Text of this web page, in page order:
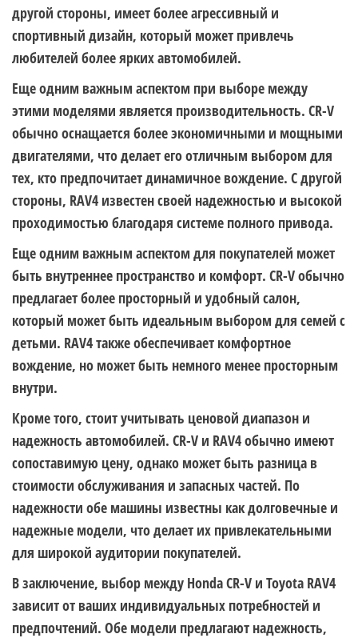
другой стороны, имеет более агрессивный и
спортивный дизайн, который может привлечь
любителей более ярких автомобилей.
Еще одним важным аспектом при выборе между
этими моделями является производительность. CR-V
обычно оснащается более экономичными и мощными
двигателями, что делает его отличным выбором для
тех, кто предпочитает динамичное вождение. С другой
стороны, RAV4 известен своей надежностью и высокой
проходимостью благодаря системе полного привода.
Еще одним важным аспектом для покупателей может
быть внутреннее пространство и комфорт. CR-V обычно
предлагает более просторный и удобный салон,
который может быть идеальным выбором для семей с
детьми. RAV4 также обеспечивает комфортное
вождение, но может быть немного менее просторным
внутри.
Кроме того, стоит учитывать ценовой диапазон и
надежность автомобилей. CR-V и RAV4 обычно имеют
сопоставимую цену, однако может быть разница в
стоимости обслуживания и запасных частей. По
надежности обе машины известны как долговечные и
надежные модели, что делает их привлекательными
для широкой аудитории покупателей.
В заключение, выбор между Honda CR-V и Toyota RAV4
зависит от ваших индивидуальных потребностей и
предпочтений. Обе модели предлагают надежность,